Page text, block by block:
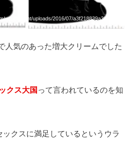
wp-content/uploads/2016/07/a3f218839a3f3eaf3dd
人気のあった増大クリームでした
クス大国 って言われているのを知
クスに満足しているというウラ